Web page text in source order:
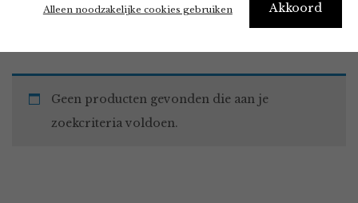
Akkoord
Alleen noodzakelijke cookies gebruiken
Home Winkel Accessoires Must Haves
Geen producten gevonden die aan je
zoekcriteria voldoen.